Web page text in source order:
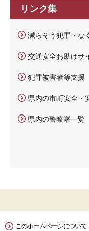
リンク集
減らそう犯罪・な
交通安全お助けサ
犯罪被害者等支援
県内の市町安全・
県内の警察署一覧
このホームページについて